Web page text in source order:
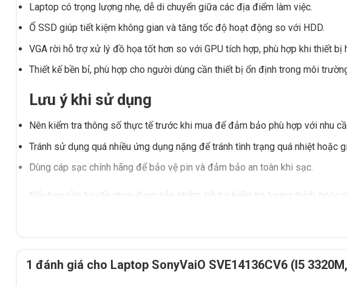
Laptop có trọng lượng nhẹ, dễ di chuyển giữa các địa điểm làm việc.
Ổ SSD giúp tiết kiệm không gian và tăng tốc độ hoạt động so với HDD.
VGA rời hỗ trợ xử lý đồ họa tốt hơn so với GPU tích hợp, phù hợp khi thiết bị
Thiết kế bền bỉ, phù hợp cho người dùng cần thiết bị ổn định trong môi
Lưu ý khi sử dụng
Nên kiểm tra thông số thực tế trước khi mua để đảm bảo phù hợp với nhu
Tránh sử dụng quá nhiều ứng dụng nặng để tránh tình trạng quá nhiệt hoặc
Dùng cáp sạc chính hãng để bảo vệ pin và đảm bảo an toàn khi sạc.
Nếu bạn cần tư vấn chọn đúng sản phẩm, hỗ trợ kiểm tra tương thích, hoặc
1 đánh giá cho Laptop SonyVaiO SVE14136CV6 (I5